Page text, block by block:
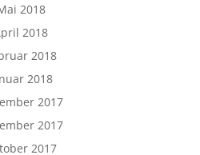
2018
2018
2018
2018
2017
2017
2017